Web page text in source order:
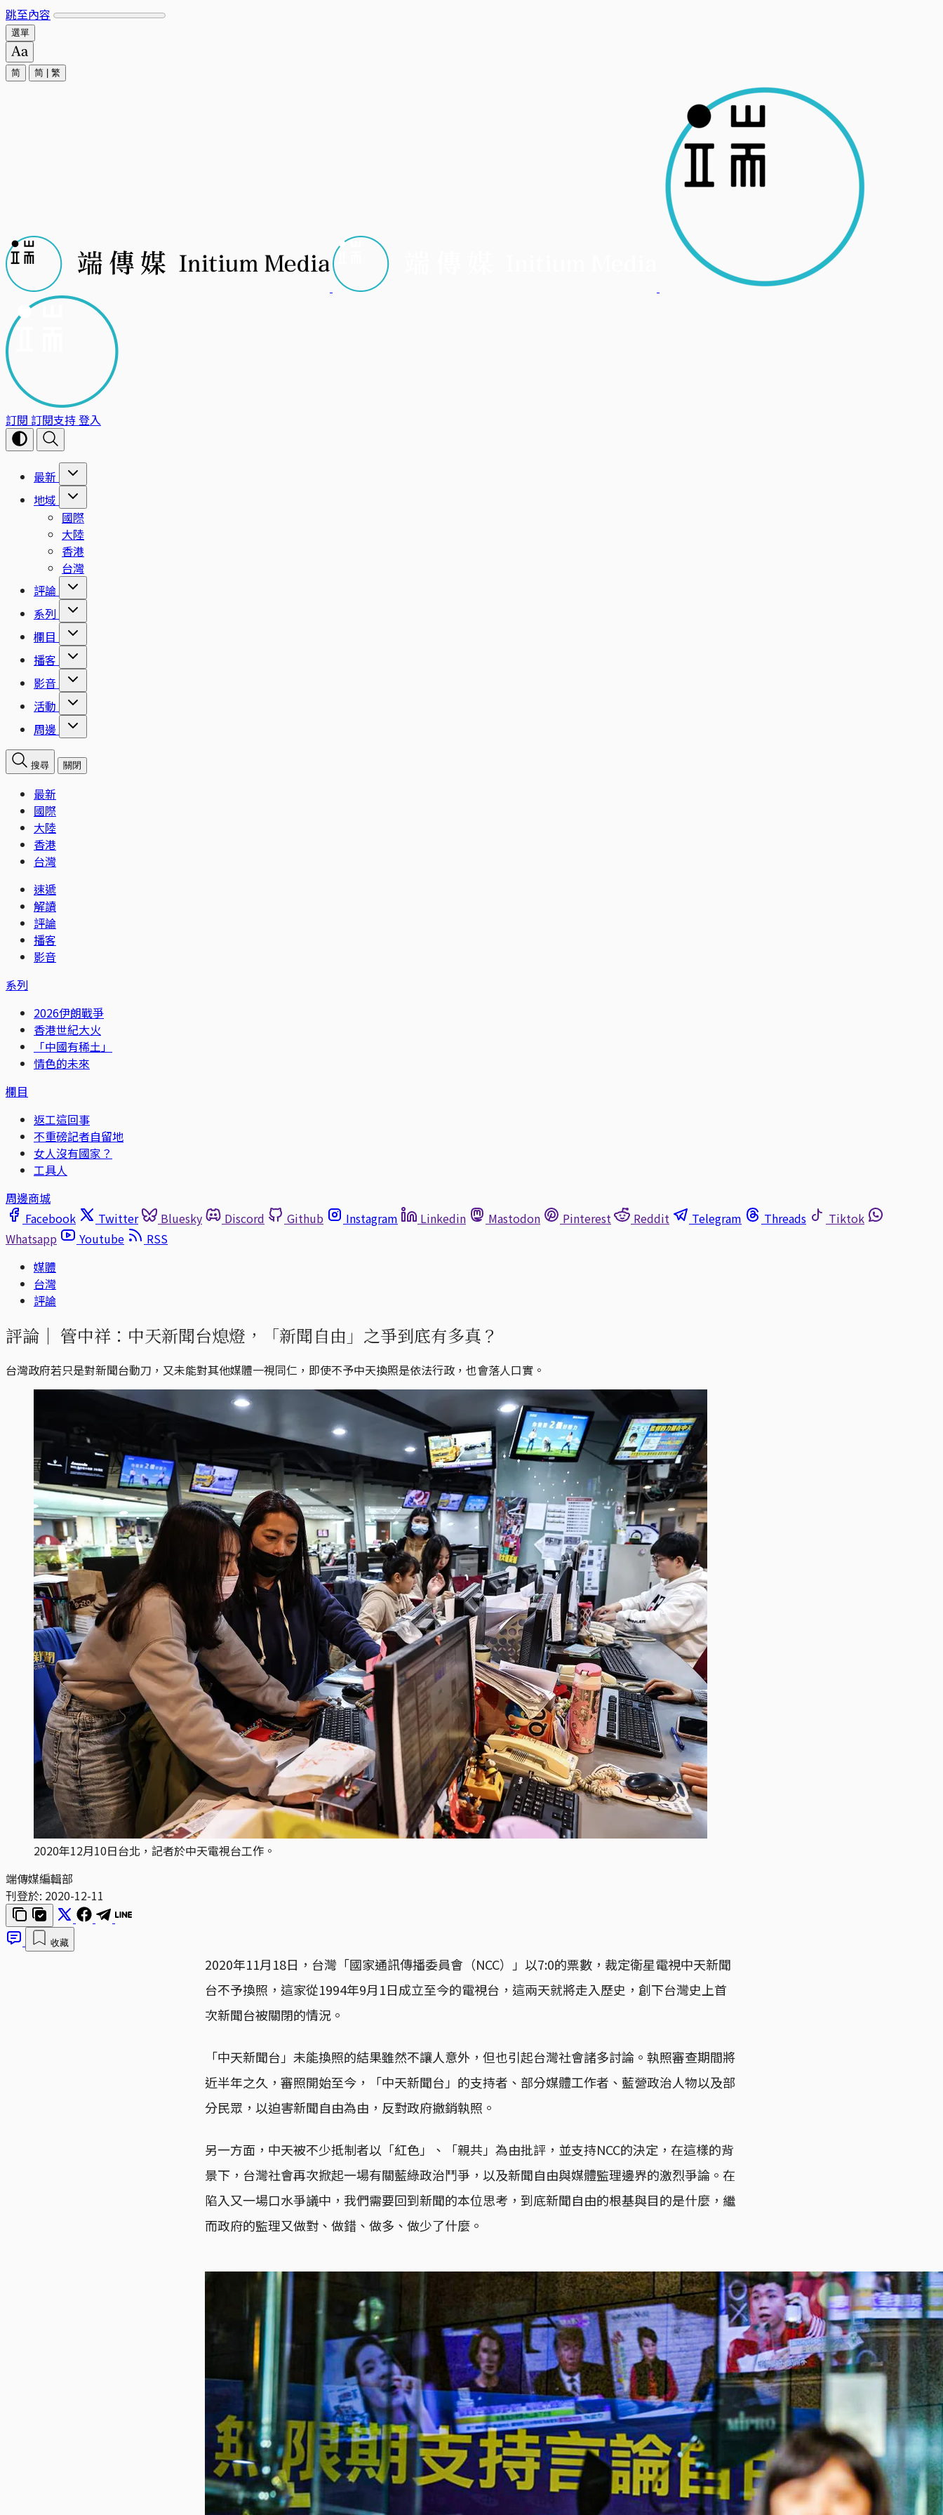
跳至內容
選單
简 简 繁
訂閱 訂閱支持登入
最新
地域
國際
大陸
香港
台灣
評論
系列
欄目
播客
影音
活動
周邊
搜尋 關閉
最新
國際
大陸
香港
台灣
速遞
解讀
評論
播客
影音
系列
2026伊朗戰爭
香港世紀大火
「中國有稀土」
情色的未來
欄目
返工這回事
不重磅記者自留地
女人沒有國家？
工具人
周邊商城
Facebook
Twitter Bluesky Discord Github Instagram Linkedin Mastodon Pinterest Reddit Telegram Threads
Tiktok
Whatsapp
Youtube
RSS
媒體
台灣
評論
評論｜ 管中祥：中天新聞台熄燈，「新聞自由」之爭到底有多真？
台灣政府若只是對新聞台動刀，又未能對其他媒體一視同仁，即使不予中天換照是依法行政，也會落人口實。
2020年12月10日台北，記者於中天電視台工作。
端傳媒編輯部
刊登於: 2020-12-11
收藏
2020年11月18日，台灣「國家通訊傳播委員會（NCC）」以7:0的票數，裁定衛星電視中天新聞
台不予換照，這家從1994年9月1日成立至今的電視台，這兩天就將走入歷史，創下台灣史上首
次新聞台被關閉的情況。
「中天新聞台」未能換照的結果雖然不讓人意外，但也引起台灣社會諸多討論。執照審查期間將
近半年之久，審照開始至今，「中天新聞台」的支持者、部分媒體工作者、藍營政治人物以及部
分民眾，以迫害新聞自由為由，反對政府撤銷執照。
另一方面，中天被不少抵制者以「紅色」、「親共」為由批評，並支持NCC的決定，在這樣的背
景下，台灣社會再次掀起一場有關藍綠政治鬥爭，以及新聞自由與媒體監理邊界的激烈爭論。在
陷入又一場口水爭議中，我們需要回到新聞的本位思考，到底新聞自由的根基與目的是什麼，繼
而政府的監理又做對、做錯、做多、做少了什麼。